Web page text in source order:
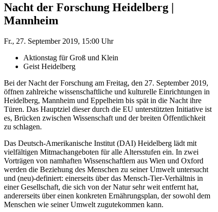
Nacht der Forschung Heidelberg |
Mannheim
Fr., 27. September 2019, 15:00 Uhr
Aktionstag für Groß und Klein
Geist Heidelberg
Bei der Nacht der Forschung am Freitag, den 27. September 2019,
öffnen zahlreiche wissenschaftliche und kulturelle Einrichtungen in
Heidelberg, Mannheim und Eppelheim bis spät in die Nacht ihre
Türen. Das Hauptziel dieser durch die EU unterstützten Initiative ist
es, Brücken zwischen Wissenschaft und der breiten Öffentlichkeit
zu schlagen.
Das Deutsch-Amerikanische Institut (DAI) Heidelberg lädt mit
vielfältigen Mitmachangeboten für alle Altersstufen ein. In zwei
Vorträgen von namhaften Wissenschaftlern aus Wien und Oxford
werden die Beziehung des Menschen zu seiner Umwelt untersucht
und (neu)-definiert: einerseits über das Mensch-Tier-Verhältnis in
einer Gesellschaft, die sich von der Natur sehr weit entfernt hat,
andererseits über einen konkreten Ernährungsplan, der sowohl dem
Menschen wie seiner Umwelt zugutekommen kann.